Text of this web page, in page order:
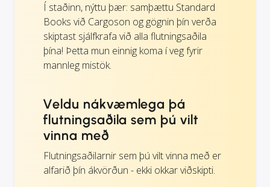
Í staðinn, nýttu þær: samþættu Standard
Books við Cargoson og gögnin þín verða
skiptast sjálfkrafa við alla flutningsaðila
þína! Þetta mun einnig koma í veg fyrir
mannleg mistök.
Veldu nákvæmlega þá
flutningsaðila sem þú vilt
vinna með
Flutningsaðilarnir sem þú vilt vinna með er
alfarið þín ákvörðun - ekki okkar viðskipti.